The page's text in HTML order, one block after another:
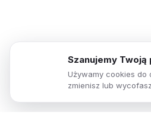
Szanujemy Twoją
Używamy cookies do
zmienisz lub